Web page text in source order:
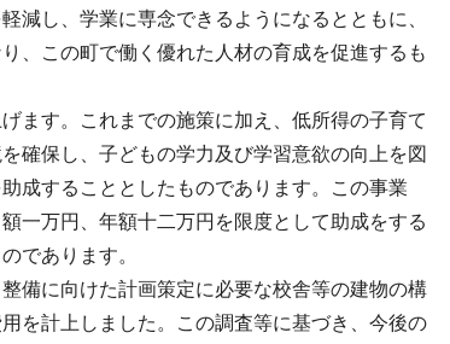
減し、学業に専念できるようになるとともに、
、この町で働く優れた人材の育成を促進するも
ます。これまでの施策に加え、低所得の子育て
確保し、子どもの学力及び学習意欲の向上を図
成することとしたものであります。この事業
一万円、年額十二万円を限度として助成をする
であります。
備に向けた計画策定に必要な校舎等の建物の構
を計上しました。この調査等に基づき、今後の